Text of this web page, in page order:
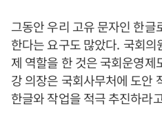
그동안 우리 고유 문자인 한
한다는 요구도 많았다. 국회의
제 역할을 한 것은 국회운영
강 의장은 국회사무처에 도안
한글와 작업을 적극 추진하라